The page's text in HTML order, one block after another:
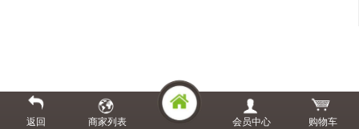
返回 商家列表 会员中心 购物车